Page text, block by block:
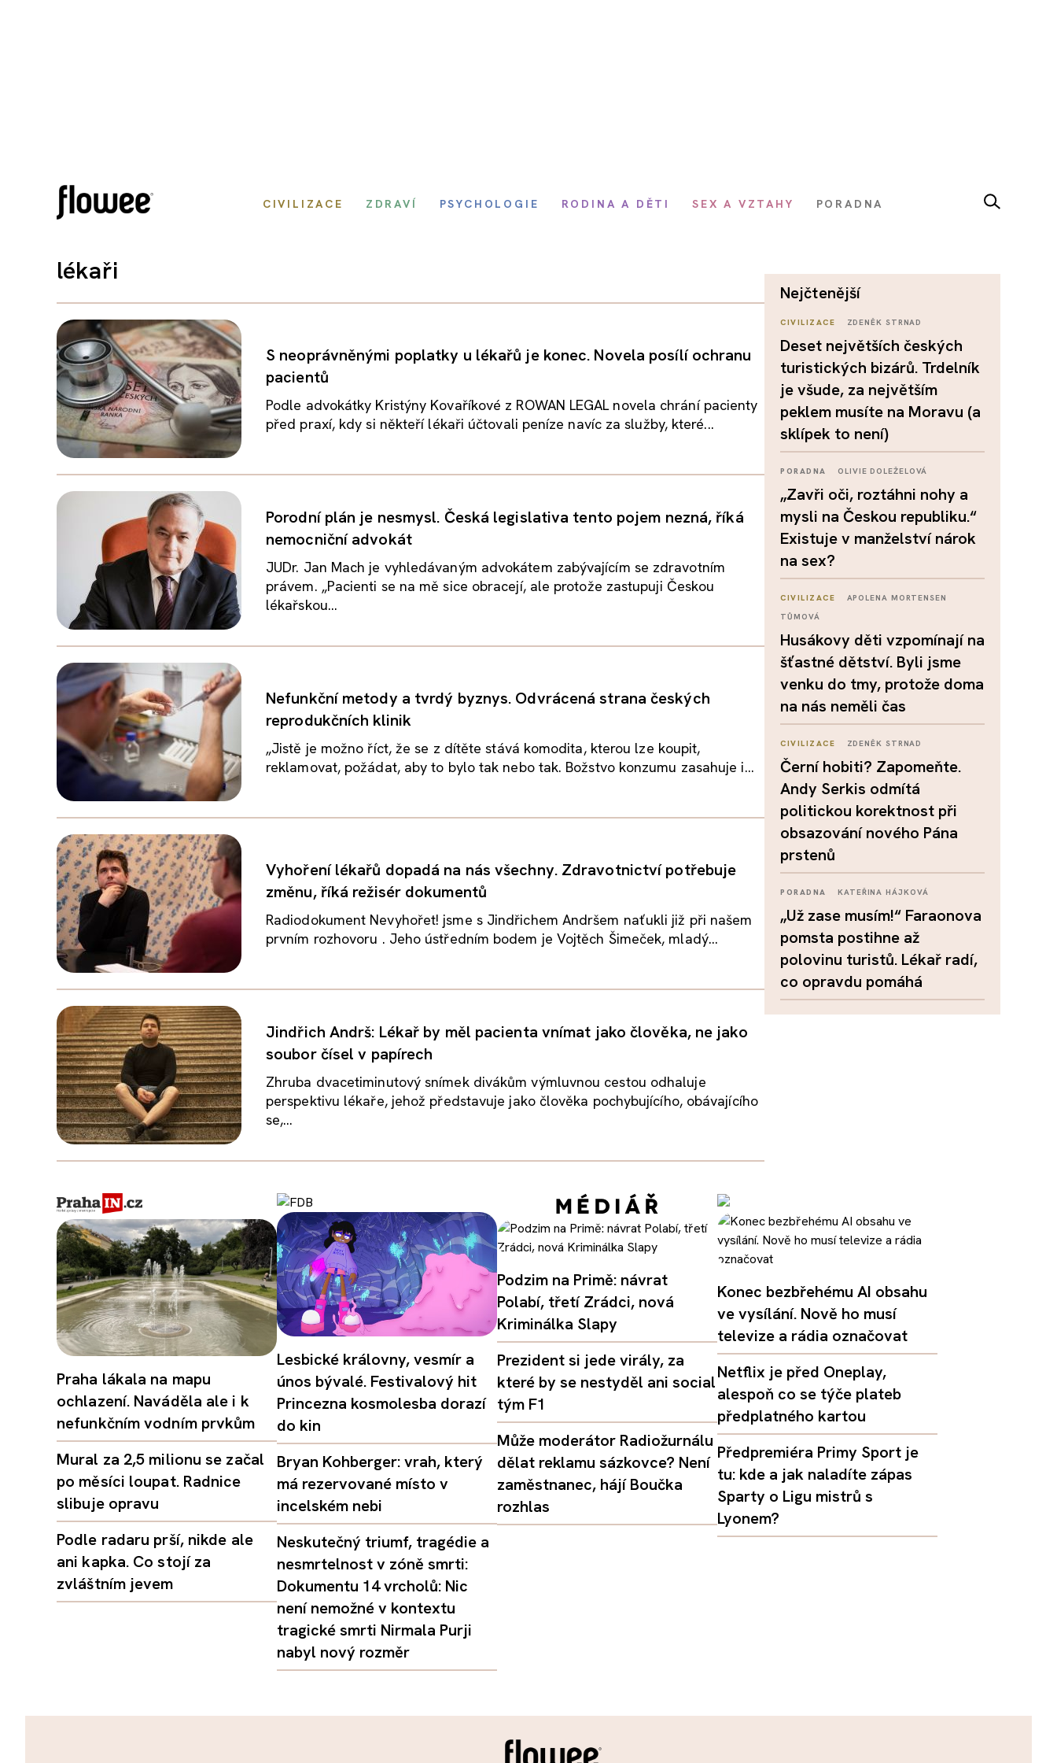
CIVILIZACE ZDRAVÍ PSYCHOLOGIE RODINA A DĚTI SEX A VZTAHY PORADNA
lékaři
S neoprávněnými poplatky u lékařů je konec. Novela posílí ochranu
pacientů
Podle advokátky Kristýny Kovaříkové z ROWAN LEGAL novela chrání pacienty
před praxí, kdy si někteří lékaři účtovali peníze navíc za služby, které...
Porodní plán je nesmysl. Česká legislativa tento pojem nezná, říká
nemocniční advokát
JUDr. Jan Mach je vyhledávaným advokátem zabývajícím se zdravotním
právem. „Pacienti se na mě sice obracejí, ale protože zastupuji Českou
lékařskou...
Nefunkční metody a tvrdý byznys. Odvrácená strana českých
reprodukčních klinik
„Jistě je možno říct, že se z dítěte stává komodita, kterou lze koupit,
reklamovat, požádat, aby to bylo tak nebo tak. Božstvo konzumu zasahuje i...
Vyhoření lékařů dopadá na nás všechny. Zdravotnictví potřebuje
změnu, říká režisér dokumentů
Radiodokument Nevyhořet! jsme s Jindřichem Andršem naťukli již při našem
prvním rozhovoru . Jeho ústředním bodem je Vojtěch Šimeček, mladý...
Jindřich Andrš: Lékař by měl pacienta vnímat jako člověka, ne jako
soubor čísel v papírech
Zhruba dvacetiminutový snímek divákům výmluvnou cestou odhaluje
perspektivu lékaře, jehož představuje jako člověka pochybujícího, obávajícího
se,...
nejčtenější
CIVILIZACE ZDENĚK STRNAD
Deset největších českých
turistických bizárů. Trdelník
je všude, za největším
peklem musíte na Moravu (a
sklípek to není)
PORADNA OLIVIE DOLEŽELOVÁ
„Zavři oči, roztáhni nohy a
mysli na Českou republiku.“
Existuje v manželství nárok
na sex?
CIVILIZACE
APOLENA MORTENSEN
TŮMOVÁ
Husákovy děti vzpomínají na
šťastné dětství. Byli jsme
venku do tmy, protože doma
na nás neměli čas
CIVILIZACE ZDENĚK STRNAD
Černí hobiti? Zapomeňte.
Andy Serkis odmítá
politickou korektnost při
obsazování nového Pána
prstenů
PORADNA KATEŘINA HÁJKOVÁ
„Už zase musím!“ Faraonova
pomsta postihne až
polovinu turistů. Lékař radí,
co opravdu pomáhá
Praha lákala na mapu
ochlazení. Naváděla ale i k
nefunkčním vodním prvkům
Mural za 2,5 milionu se začal
po měsíci loupat. Radnice
slibuje opravu
Podle radaru prší, nikde ale
ani kapka. Co stojí za
zvláštním jevem
Lesbické královny, vesmír a
únos bývalé. Festivalový hit
Princezna kosmolesba dorazí
do kin
Bryan Kohberger: vrah, který
má rezervované místo v
incelském nebi
Neskutečný triumf, tragédie a
nesmrtelnost v zóně smrti:
Dokumentu 14 vrcholů: Nic
není nemožné v kontextu
tragické smrti Nirmala Purji
nabyl nový rozměr
Podzim na Primě: návrat
Polabí, třetí Zrádci, nová
Kriminálka Slapy
Prezident si jede virály, za
které by se nestyděl ani social
tým F1
Může moderátor Radiožurnálu
dělat reklamu sázkovce? Není
zaměstnanec, hájí Boučka
rozhlas
Konec bezbřehému AI obsahu
ve vysílání. Nově ho musí
televize a rádia označovat
Netflix je před Oneplay,
alespoň co se týče plateb
předplatného kartou
Předpremiéra Primy Sport je
tu: kde a jak naladíte zápas
Sparty o Ligu mistrů s
Lyonem?